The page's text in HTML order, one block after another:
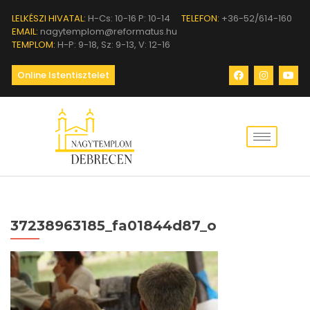
LELKÉSZI HIVATAL: H-Cs: 10-16 P: 10-14 TELEFON: +36-52/614-160
EMAIL: nagytemplom@reformatus.hu
TEMPLOM: H-P: 9-18, Sz: 9-13, V: 12-16
Online Istentisztelet
37238963185_fa01844d87_o